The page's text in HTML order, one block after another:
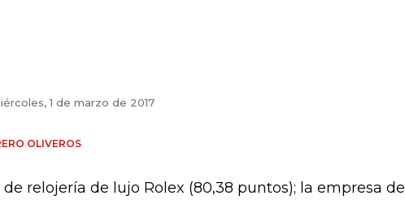
1 de marzo de 2017
OLIVEROS
de relojería de lujo Rolex (80,38 puntos); la empresa de